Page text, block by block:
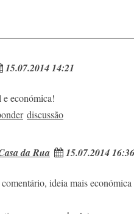
15.07.2014 14:21
económica!
discussão
da Rua 15.07.2014 16:36
ideia mais